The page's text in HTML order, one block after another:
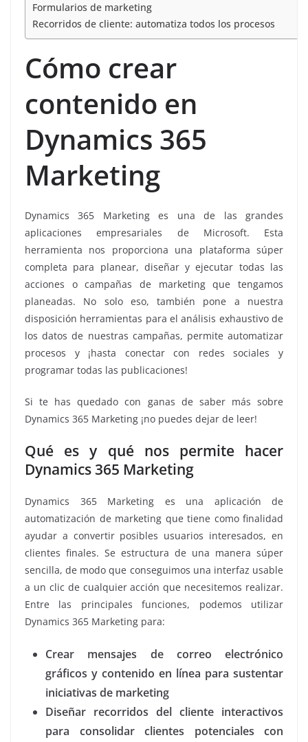
Formularios de marketing
Recorridos de cliente: automatiza todos los procesos
Cómo crear
contenido en
Dynamics 365
Marketing
Dynamics 365 Marketing es una de las grandes
aplicaciones empresariales de Microsoft. Esta
herramienta nos proporciona una plataforma súper
completa para planear, diseñar y ejecutar todas las
acciones o campañas de marketing que tengamos
planeadas. No solo eso, también pone a nuestra
disposición herramientas para el análisis exhaustivo de
los datos de nuestras campañas, permite automatizar
procesos y ¡hasta conectar con redes sociales y
programar todas las publicaciones!
Si te has quedado con ganas de saber más sobre
Dynamics 365 Marketing ¡no puedes dejar de leer!
Qué es y qué nos permite hacer
Dynamics 365 Marketing
Dynamics 365 Marketing es una aplicación de
automatización de marketing que tiene como finalidad
ayudar a convertir posibles usuarios interesados, en
clientes finales. Se estructura de una manera súper
sencilla, de modo que conseguimos una interfaz usable
a un clic de cualquier acción que necesitemos realizar.
Entre las principales funciones, podemos utilizar
Dynamics 365 Marketing para:
Crear mensajes de correo electrónico
gráficos y contenido en línea para sustentar
iniciativas de marketing
Diseñar recorridos del cliente interactivos
para consolidar clientes potenciales con